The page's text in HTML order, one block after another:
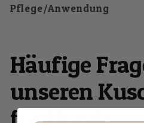
Pflege/Anwendung
Häufige
unseren